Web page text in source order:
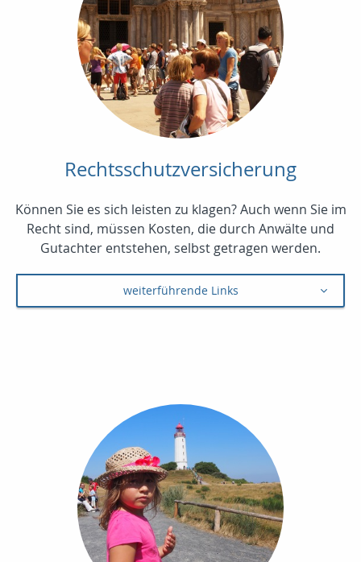
Rechtsschutzversicherung
Können Sie es sich leisten zu klagen? Auch wenn Sie im
Recht sind, müssen Kosten, die durch Anwälte und
Gutachter entstehen, selbst getragen werden.
weiterführende Links